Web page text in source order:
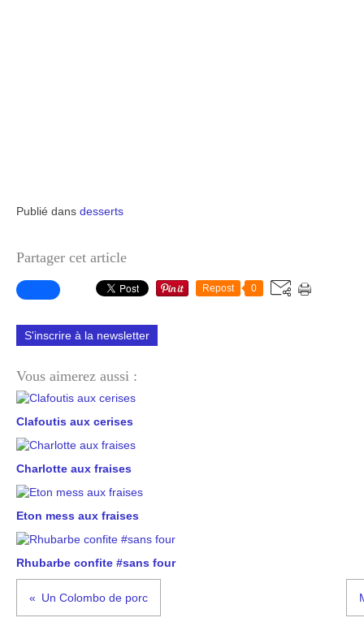
Publié dans desserts
Partager cet article
Repost 0
S'inscrire à la newsletter
Vous aimerez aussi :
Clafoutis aux cerises
Charlotte aux fraises
Eton mess aux fraises
Rhubarbe confite #sans four
Un Colombo de porc